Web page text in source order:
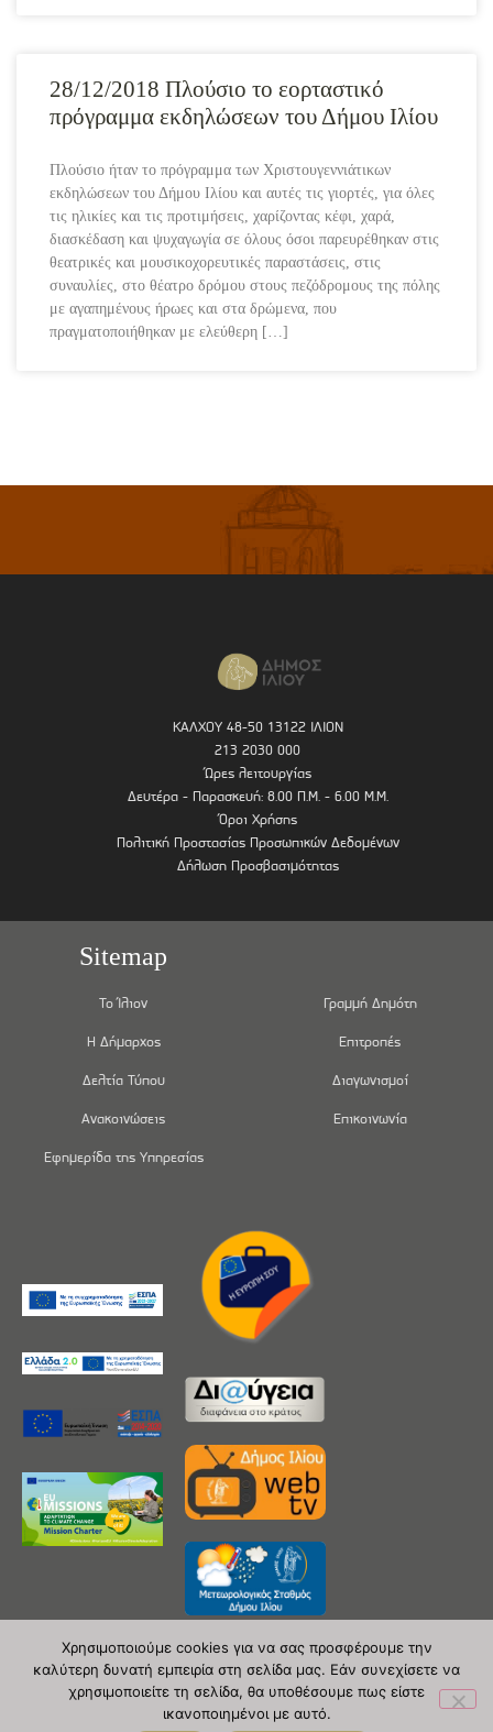
28/12/2018 Πλούσιο το εορταστικό
πρόγραμμα εκδηλώσεων του Δήμου Ιλίου
Πλούσιο ήταν το πρόγραμμα των Χριστουγεννιάτικων
εκδηλώσεων του Δήμου Ιλίου και αυτές τις γιορτές, για όλες
τις ηλικίες και τις προτιμήσεις, χαρίζοντας κέφι, χαρά,
διασκέδαση και ψυχαγωγία σε όλους όσοι παρευρέθηκαν στις
θεατρικές και μουσικοχορευτικές παραστάσεις, στις
συναυλίες, στο θέατρο δρόμου στους πεζόδρομους της πόλης
με αγαπημένους ήρωες και στα δρώμενα, που
πραγματοποιήθηκαν με ελεύθερη […]
ΚΑΛΧΟΥ 48-50 13122 ΙΛΙΟΝ
213 2030 000
Ώρες λειτουργίας
Δευτέρα - Παρασκευή: 8.00 Π.Μ. - 6.00 Μ.Μ.
Όροι Χρήσης
Πολιτική Προστασίας Προσωπικών Δεδομένων
Δήλωση Προσβασιμότητας
Sitemap
Το Ίλιον
Η Δήμαρχος
Δελτία Τύπου
Ανακοινώσεις
Εφημερίδα της Υπηρεσίας
Γραμμή Δημότη
Επιτροπές
Διαγωνισμοί
Επικοινωνία
Copyright 2020 © Δήμος Ιλίου
Χρησιμοποιούμε cookies για να σας προσφέρουμε την
καλύτερη δυνατή εμπειρία στη σελίδα μας. Εάν συνεχίσετε να
χρησιμοποιείτε τη σελίδα, θα υποθέσουμε πως είστε
ικανοποιημένοι με αυτό.